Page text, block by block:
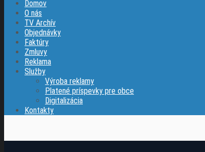
Domov
O nás
TV Archív
Objednávky
Faktúry
Zmluvy
Reklama
Služby
Výroba reklamy
Platené príspevky pre obce
Digitalizácia
Kontakty